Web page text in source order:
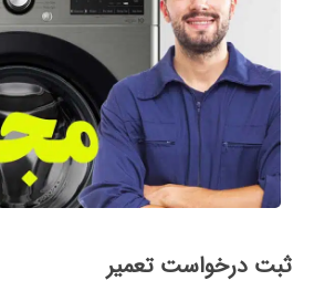
ثبت
درخواست
ثبت درخواست تعمیر